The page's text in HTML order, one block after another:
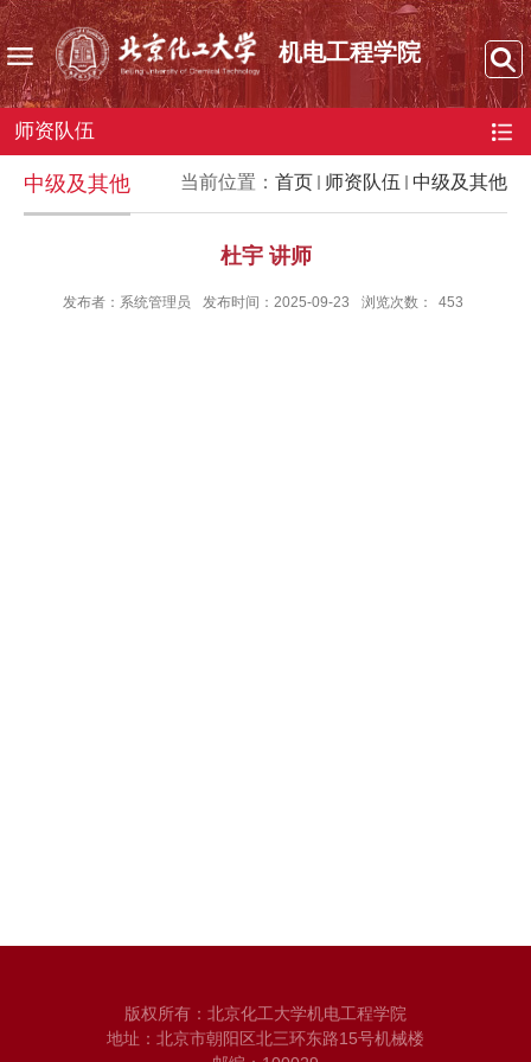
机电工程学院
师资队伍
当前位置： 首页 师资队伍 中级及其他
中级及其他
杜宇 讲师
发布者：系统管理员 发布时间：2025-09-23 浏览次数： 453
版权所有：北京化工大学机电工程学院
地址：北京市朝阳区北三环东路15号机械楼